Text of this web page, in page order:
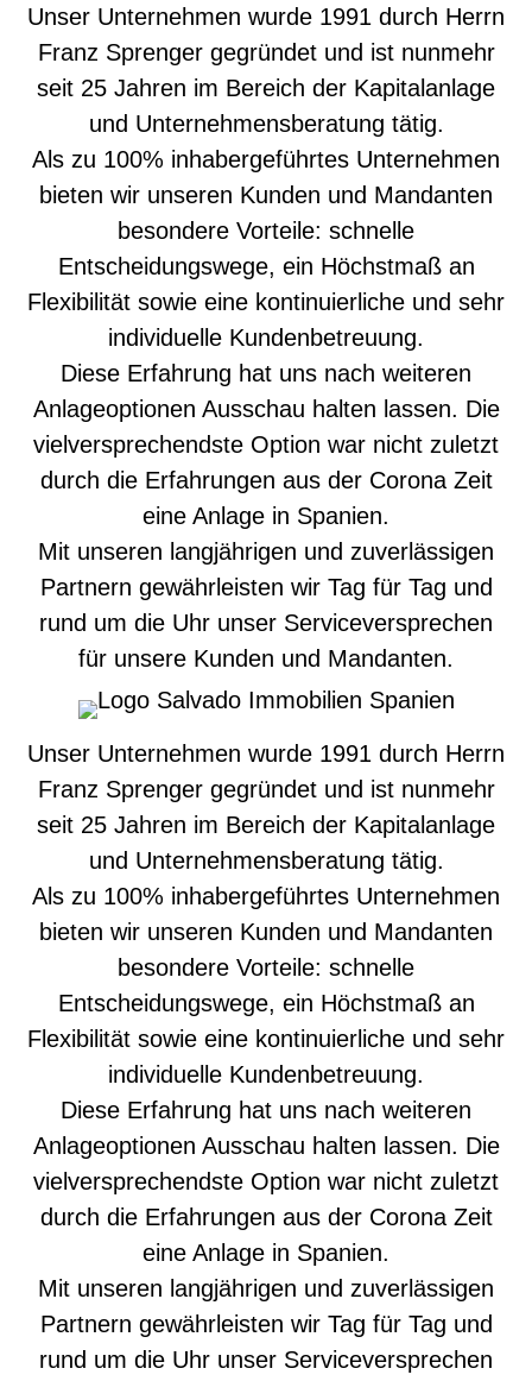
Unser Unternehmen wurde 1991 durch Herrn
Franz Sprenger gegründet und ist nunmehr
seit 25 Jahren im Bereich der Kapitalanlage
und Unternehmensberatung tätig.
Als zu 100% inhabergeführtes Unternehmen
bieten wir unseren Kunden und Mandanten
besondere Vorteile: schnelle
Entscheidungswege, ein Höchstmaß an
Flexibilität sowie eine kontinuierliche und sehr
individuelle Kundenbetreuung.
Diese Erfahrung hat uns nach weiteren
Anlageoptionen Ausschau halten lassen. Die
vielversprechendste Option war nicht zuletzt
durch die Erfahrungen aus der Corona Zeit
eine Anlage in Spanien.
Mit unseren langjährigen und zuverlässigen
Partnern gewährleisten wir Tag für Tag und
rund um die Uhr unser Serviceversprechen
für unsere Kunden und Mandanten.
Unser Unternehmen wurde 1991 durch Herrn
Franz Sprenger gegründet und ist nunmehr
seit 25 Jahren im Bereich der Kapitalanlage
und Unternehmensberatung tätig.
Als zu 100% inhabergeführtes Unternehmen
bieten wir unseren Kunden und Mandanten
besondere Vorteile: schnelle
Entscheidungswege, ein Höchstmaß an
Flexibilität sowie eine kontinuierliche und sehr
individuelle Kundenbetreuung.
Diese Erfahrung hat uns nach weiteren
Anlageoptionen Ausschau halten lassen. Die
vielversprechendste Option war nicht zuletzt
durch die Erfahrungen aus der Corona Zeit
eine Anlage in Spanien.
Mit unseren langjährigen und zuverlässigen
Partnern gewährleisten wir Tag für Tag und
rund um die Uhr unser Serviceversprechen